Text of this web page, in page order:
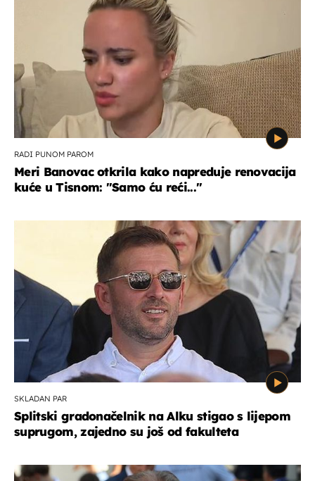
RADI PUNOM PAROM
Meri Banovac otkrila kako napreduje renovacija
kuće u Tisnom: "Samo ću reći..."
SKLADAN PAR
Splitski gradonačelnik na Alku stigao s lijepom
suprugom, zajedno su još od fakulteta